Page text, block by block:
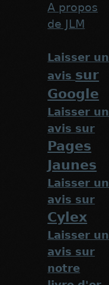
A propos
de JLM
Laisser un
avis sur
Google
Laisser un
avis sur
Pages
Jaunes
Laisser un
avis sur
Cylex
Laisser un
avis sur
notre